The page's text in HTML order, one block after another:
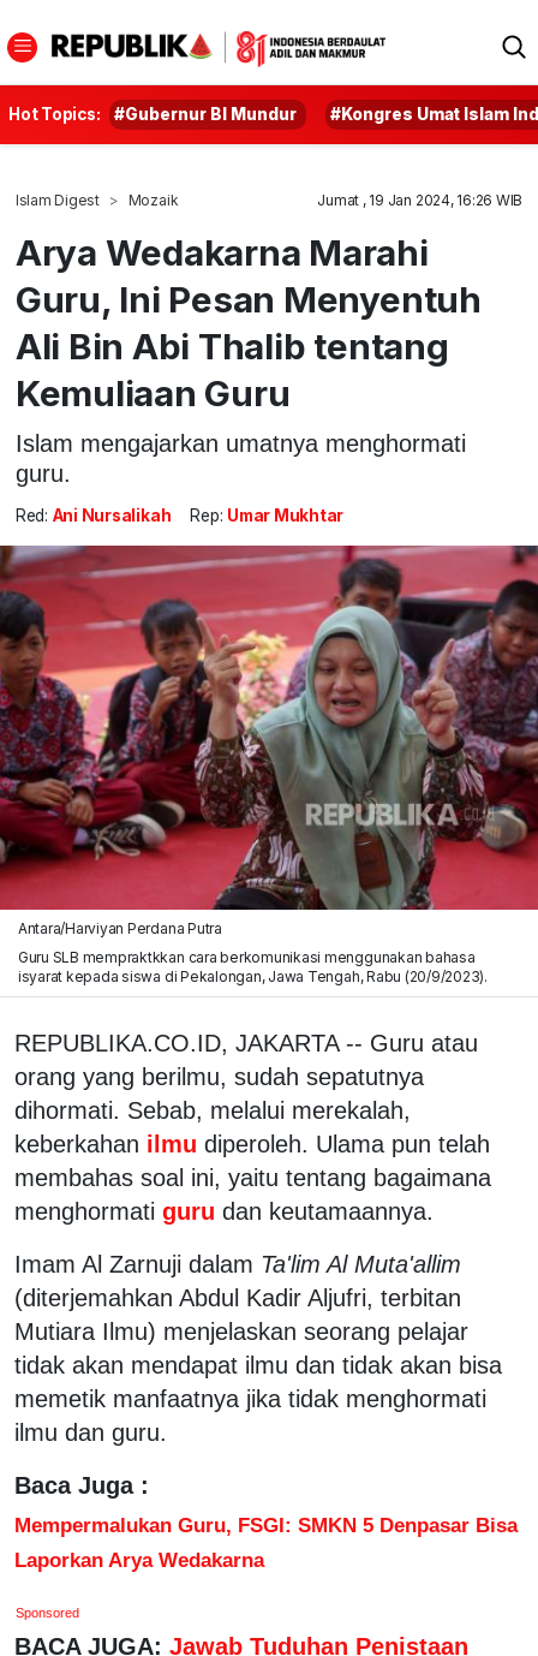
Hot Topics: #Gubernur BI Mundur #Kongres Umat Islam
Islam Digest Mozaik Jumat , 19 Jan 2024, 16:26 WIB
Arya Wedakarna Marahi
Guru, Ini Pesan Menyentuh
Ali Bin Abi Thalib tentang
Kemuliaan Guru
Islam mengajarkan umatnya menghormati
guru.
Red: Ani Nursalikah Rep: Umar Mukhtar
Antara/Harviyan Perdana Putra
Guru SLB mempraktkkan cara berkomunikasi menggunakan bahasa
isyarat kepada siswa di Pekalongan, Jawa Tengah, Rabu (20/9/2023).
REPUBLIKA.CO.ID, JAKARTA -- Guru atau
orang yang berilmu, sudah sepatutnya
dihormati. Sebab, melalui merekalah,
keberkahan ilmu diperoleh. Ulama pun telah
membahas soal ini, yaitu tentang bagaimana
menghormati guru dan keutamaannya.
Imam Al Zarnuji dalam Ta'lim Al Muta'allim
(diterjemahkan Abdul Kadir Aljufri, terbitan
Mutiara Ilmu) menjelaskan seorang pelajar
tidak akan mendapat ilmu dan tidak akan bisa
memetik manfaatnya jika tidak menghormati
ilmu dan guru.
Baca Juga :
Mempermalukan Guru, FSGI: SMKN 5 Denpasar Bisa
Laporkan Arya Wedakarna
Sponsored
BACA JUGA: Jawab Tuduhan Penistaan